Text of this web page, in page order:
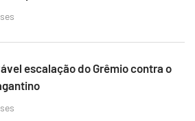
escalação do Grêmio contra o